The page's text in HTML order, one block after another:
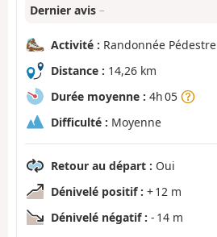
Dernier avis –
Activité : Randonnée Pédestre
Distance : 14,26 km
Durée moyenne : 4h 05
Difficulté : Moyenne
Retour au départ : Oui
Dénivelé positif : + 12 m
Dénivelé négatif : - 14 m